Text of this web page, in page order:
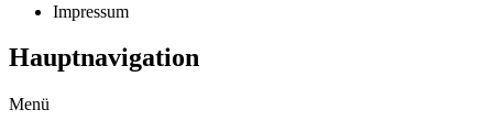
Impressum
Hauptnavigation
Menü